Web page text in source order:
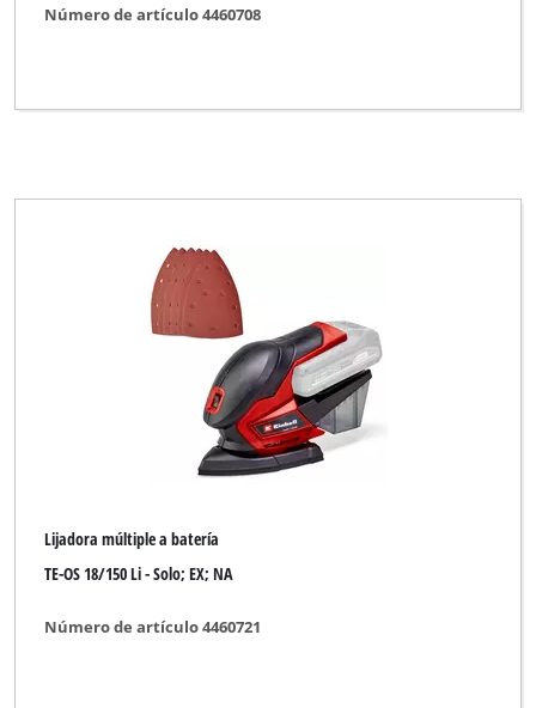
Número de artículo 4460708
Lijadora múltiple a batería
TE-OS 18/150 Li - Solo; EX; NA
Número de artículo 4460721